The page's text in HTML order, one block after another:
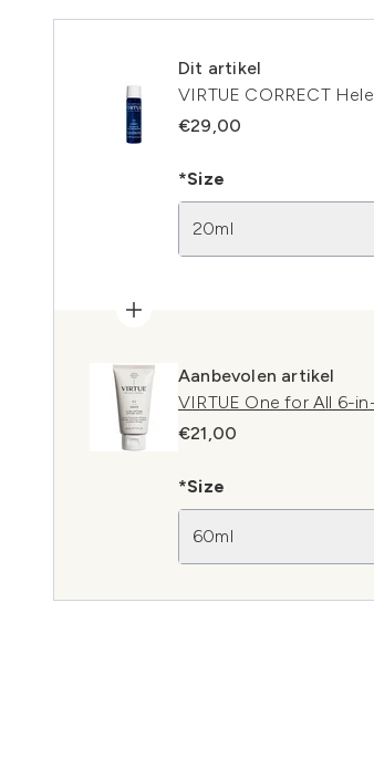
Dit artikel
VIRTUE CORRECT
€29,00
*Size
20ml
Aanbevolen artikel
VIRTUE One for All 6-
€21,00
*Size
60ml